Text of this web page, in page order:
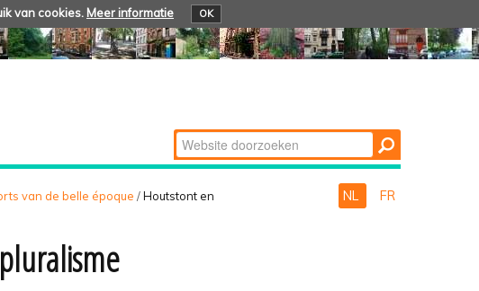
van cookies. Meer informatie OK
Zoek
Geavanceerd
van de belle époque /Houtstont en
NL FR